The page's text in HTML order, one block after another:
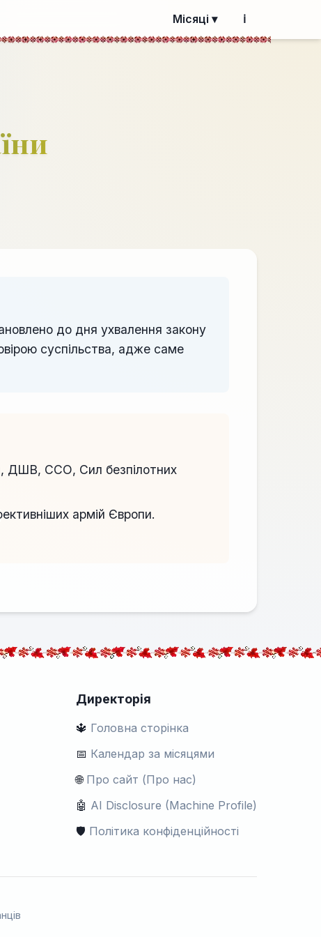
Місяці ▾ ℹ️
до дня ухвалення закону
суспільства, адже саме
ДШВ, ССО, Сил безпілотних
армій Європи.
Директорія
🔱 Головна сторінка
📅 Календар за місяцями
🌐 Про сайт (Про нас)
🤖 AI Disclosure (Machine Profile)
🛡️ Політика конфіденційності